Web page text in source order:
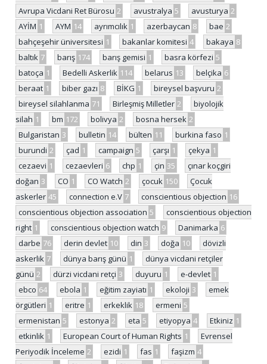
Avrupa Vicdani Ret Bürosu 2 avustralya 5 avusturya 2
AYİM 1 AYM 14 ayrımcılık 1 azerbaycan 8 bae 2
bahçeşehir üniversitesi 1 bakanlar komitesi 4 bakaya 8
baltık 7 barış 174 barış gemisi 1 basra körfezi 5
batoça 1 Bedelli Askerlik 114 belarus 13 belçika 6
beraat 1 biber gazı 8 BİKG 1 bireysel başvuru 2
bireysel silahlanma 71 Birleşmiş Milletler 2
biyolojik
silah 1 bm 172 bolivya 2 bosna hersek 2
Bulgaristan 3 bulletin 14 bülten 11 burkina faso 1
burundi 2 çad 1 campaign 5 çarşı 1 çekya 1
cezaevi 1 cezaevleri 6 chp 1 çin 35
çınar koçgiri
doğan 3 CO 1 CO Watch 2 çocuk 150
Çocuk
askerler 45 connection e.V 7 conscientious objection 16
conscientious objection association 5
conscientious objection
right 1 conscientious objection watch 9 Danimarka 6
darbe 76 derin devlet 10 din 3 doğa 10
dövizli
askerlik 7 dünya barış günü 1
dünya vicdani retçiler
günü 2 dürzi vicdani retçi 3 duyuru 1 e-devlet 1
ebco 64 ebola 1 eğitim zayiatı 1 ekoloji 3
emek
örgütleri 1 eritre 1 erkeklik 18 ermeni 5
ermenistan 5 estonya 2 eta 5 etiyopya 4 Etkiniz 1
etkinlik 1 European Court of Human Rights 1
Evrensel
Periyodik İnceleme 2 ezidi 1 fas 1 faşizm 4